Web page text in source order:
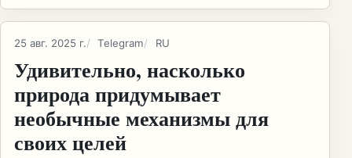
25 авг. 2025 г. Telegram RU
Удивительно, насколько
природа придумывает
необычные механизмы для
своих целей